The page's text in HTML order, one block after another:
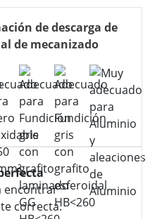
de descarga de
de mecanizado
encontrar
correcta.